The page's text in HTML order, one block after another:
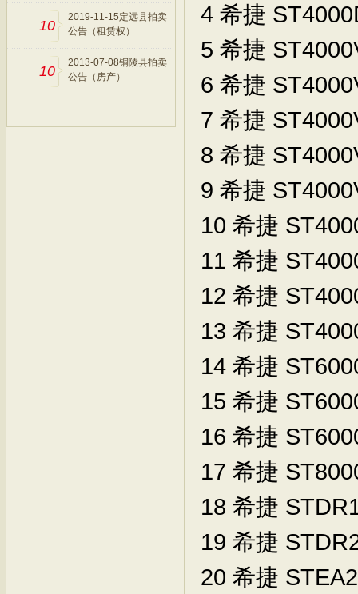
10
2019-11-15定远县拍卖
公告（租赁权）
10
2013-07-08铜陵县拍卖
公告（房产）
4 希捷
5 希捷
6 希捷
7 希捷
8 希捷
9 希捷
10 希捷
11 希捷
12 希捷
13 希捷
14 希捷
15 希捷
16 希捷
17 希捷
18 希捷
19 希捷
20 希捷